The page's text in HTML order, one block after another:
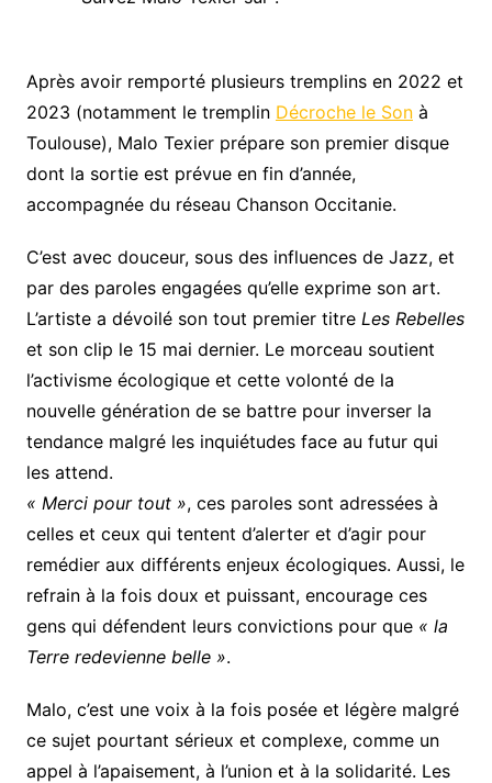
Après avoir remporté plusieurs tremplins en 2022 et
2023 (notamment le tremplin Décroche le Sonà
Toulouse), Malo Texier prépare son premier disque
dont la sortie est prévue en fin d’année,
accompagnée du réseau Chanson Occitanie.
C’est avec douceur, sous des influences de Jazz, et
par des paroles engagées qu’elle exprime son art.
L’artiste a dévoilé son tout premier titre Les Rebelles
et son clip le 15 mai dernier. Le morceau soutient
l’activisme écologique et cette volonté de la
nouvelle génération de se battre pour inverser la
tendance malgré les inquiétudes face au futur qui
les attend.
« Merci pour tout », ces paroles sont adressées à
celles et ceux qui tentent d’alerter et d’agir pour
remédier aux différents enjeux écologiques. Aussi, le
refrain à la fois doux et puissant, encourage ces
gens qui défendent leurs convictions pour que « la
Terre redevienne belle ».
Malo, c’est une voix à la fois posée et légère malgré
ce sujet pourtant sérieux et complexe, comme un
appel à l’apaisement, à l’union et à la solidarité. Les